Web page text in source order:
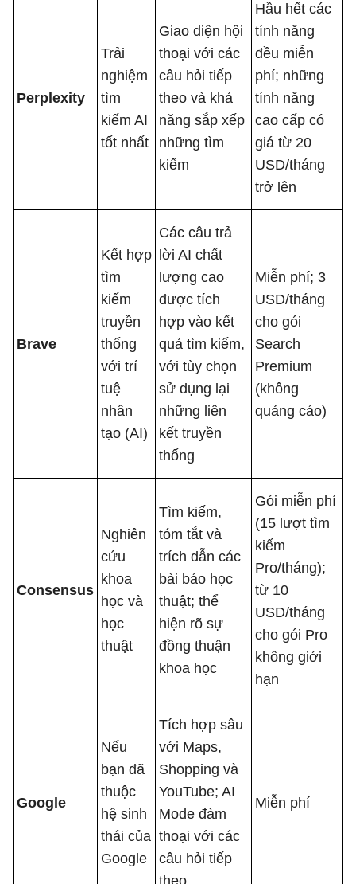
Perplexity
Trải
nghiệm
tìm
kiếm AI
tốt nhất
Giao diện hội
thoại với các
câu hỏi tiếp
theo và khả
năng sắp xếp
những tìm
kiếm
Hầu hết các
tính năng
đều miễn
phí; những
tính năng
cao cấp có
giá từ 20
USD/tháng
trở lên
Brave
Kết hợp
tìm
kiếm
truyền
thống
với trí
tuệ
nhân
tạo (AI)
Các câu trả
lời AI chất
lượng cao
được tích
hợp vào kết
quả tìm kiếm,
với tùy chọn
sử dụng lại
những liên
kết truyền
thống
Miễn phí; 3
USD/tháng
cho gói
Search
Premium
(không
quảng cáo)
Consensus
Nghiên
cứu
khoa
học và
học
thuật
Tìm kiếm,
tóm tắt và
trích dẫn các
bài báo học
thuật; thể
hiện rõ sự
đồng thuận
khoa học
Gói miễn phí
(15 lượt tìm
kiếm
Pro/tháng);
từ 10
USD/tháng
cho gói Pro
không giới
hạn
Google
Nếu
bạn đã
thuộc
hệ sinh
thái của
Google
Tích hợp sâu
với Maps,
Shopping và
YouTube; AI
Mode đàm
thoại với các
câu hỏi tiếp
theo
Miễn phí